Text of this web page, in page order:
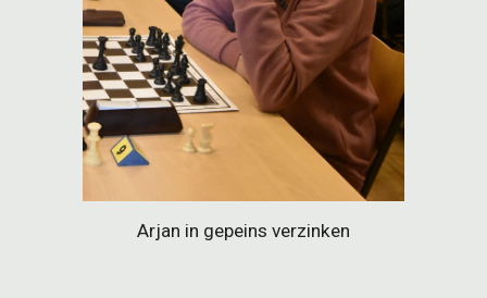
Arjan in gepeins verzinken